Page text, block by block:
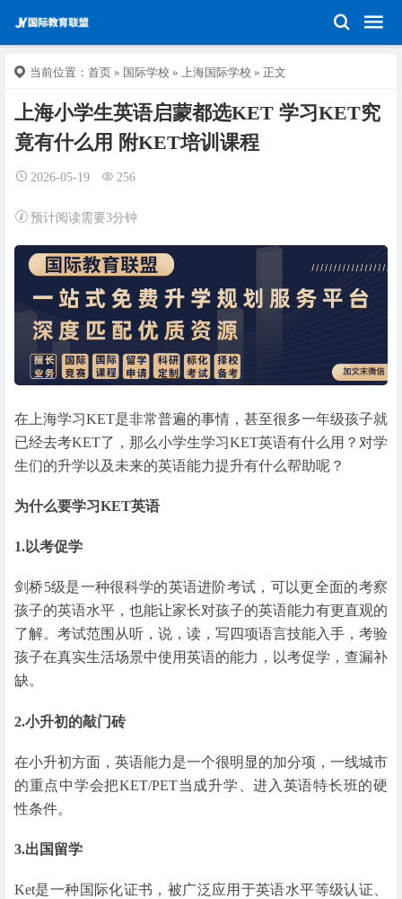
当前位置： 首页 » 国际学校 » 上海国际学校 » 正文
上海小学生英语启蒙都选KET 学习KET究
竟有什么用 附KET培训课程
2026-05-19 256
预计阅读需要3分钟
在上海学习KET是非常普遍的事情，甚至很多一年级孩子就
已经去考KET了，那么小学生学习KET英语有什么用？对学
生们的升学以及未来的英语能力提升有什么帮助呢？
为什么要学习KET英语
1.以考促学
剑桥5级是一种很科学的英语进阶考试，可以更全面的考察
孩子的英语水平，也能让家长对孩子的英语能力有更直观的
了解。考试范围从听，说，读，写四项语言技能入手，考验
孩子在真实生活场景中使用英语的能力，以考促学，查漏补
缺。
2.小升初的敲门砖
在小升初方面，英语能力是一个很明显的加分项，一线城市
的重点中学会把KET/PET当成升学、进入英语特长班的硬
性条件。
3.出国留学
Ket是一种国际化证书，被广泛应用于英语水平等级认证、